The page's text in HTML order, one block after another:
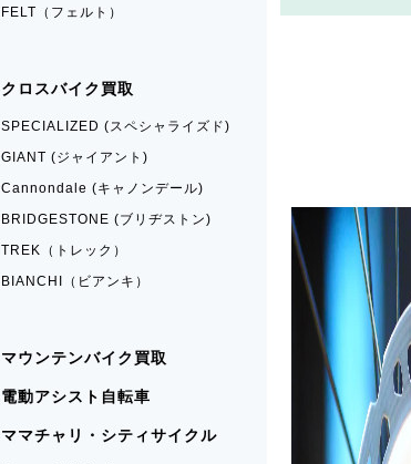
FELT（フェルト）
クロスバイク買取
SPECIALIZED (スペシャライズド)
GIANT (ジャイアント)
Cannondale (キャノンデール)
BRIDGESTONE (ブリヂストン)
TREK（トレック）
BIANCHI（ビアンキ）
マウンテンバイク買取
電動アシスト自転車
ママチャリ・シティサイクル